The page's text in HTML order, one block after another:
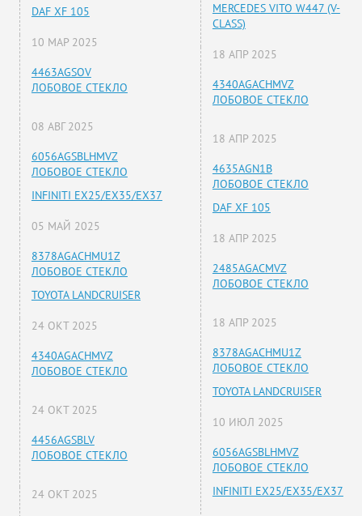
DAF XF 105
10 МАР 2025
4463AGSOV
ЛОБОВОЕ СТЕКЛО
08 АВГ 2025
6056AGSBLHMVZ
ЛОБОВОЕ СТЕКЛО
INFINITI EX25/EX35/EX37
05 МАЙ 2025
8378AGACHMU1Z
ЛОБОВОЕ СТЕКЛО
TOYOTA LANDCRUISER
24 ОКТ 2025
4340AGACHMVZ
ЛОБОВОЕ СТЕКЛО
24 ОКТ 2025
4456AGSBLV
ЛОБОВОЕ СТЕКЛО
24 ОКТ 2025
MERCEDES VITO W447 (V-
CLASS)
18 АПР 2025
4340AGACHMVZ
ЛОБОВОЕ СТЕКЛО
18 АПР 2025
4635AGN1B
ЛОБОВОЕ СТЕКЛО
DAF XF 105
18 АПР 2025
2485AGACMVZ
ЛОБОВОЕ СТЕКЛО
18 АПР 2025
8378AGACHMU1Z
ЛОБОВОЕ СТЕКЛО
TOYOTA LANDCRUISER
10 ИЮЛ 2025
6056AGSBLHMVZ
ЛОБОВОЕ СТЕКЛО
INFINITI EX25/EX35/EX37